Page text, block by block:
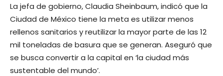
La jefa de gobierno, Claudia Sheinbaum, indicó que la
Ciudad de México tiene la meta es utilizar menos
rellenos sanitarios y reutilizar la mayor parte de las 12
mil toneladas de basura que se generan. Aseguró que
se busca convertir a la capital en ‘la ciudad más
sustentable del mundo’.